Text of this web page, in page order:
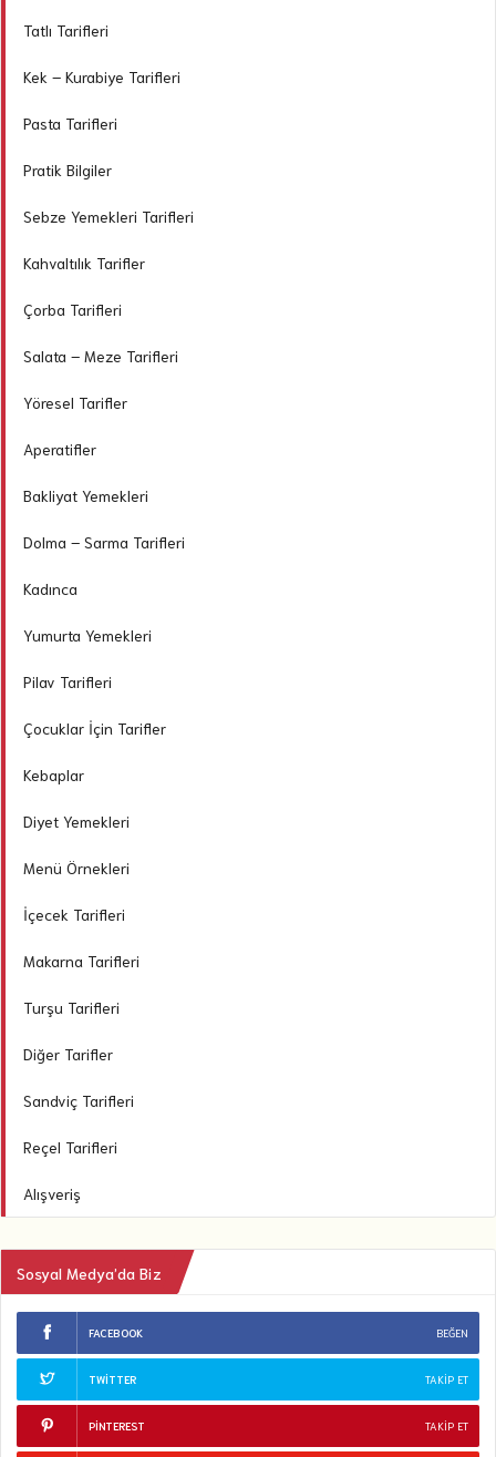
Tatlı Tarifleri
Kek – Kurabiye Tarifleri
Pasta Tarifleri
Pratik Bilgiler
Sebze Yemekleri Tarifleri
Kahvaltılık Tarifler
Çorba Tarifleri
Salata – Meze Tarifleri
Yöresel Tarifler
Aperatifler
Bakliyat Yemekleri
Dolma – Sarma Tarifleri
Kadınca
Yumurta Yemekleri
Pilav Tarifleri
Çocuklar İçin Tarifler
Kebaplar
Diyet Yemekleri
Menü Örnekleri
İçecek Tarifleri
Makarna Tarifleri
Turşu Tarifleri
Diğer Tarifler
Sandviç Tarifleri
Reçel Tarifleri
Alışveriş
Sosyal Medya’da Biz
FACEBOOK BEĞEN
TWITTER TAKIP ET
PINTEREST TAKIP ET